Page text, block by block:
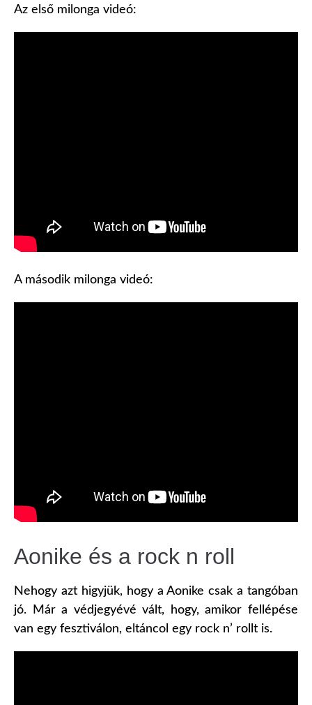
Az első milonga videó:
A második milonga videó:
Aonike és a rock n roll
Nehogy azt higyjük, hogy a Aonike csak a tangóban
jó. Már a védjegyévé vált, hogy, amikor fellépése
van egy fesztiválon, eltáncol egy rock n’ rollt is.